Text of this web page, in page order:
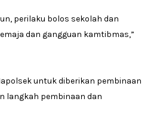
perilaku bolos sekolah dan
dan gangguan kamtibmas,”
untuk diberikan pembinaan
langkah pembinaan dan